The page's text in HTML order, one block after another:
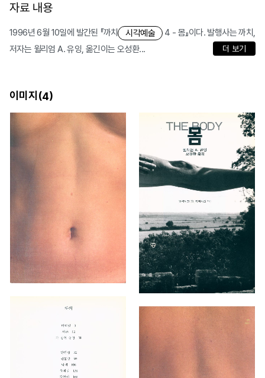
자료 내용
1996년 6월 10일에 발간된 『까치 시각예술
4 - 몸』이다. 발행사는 까치,
저자는 윌리엄 A. 유잉, 옮긴이는 오성환...
더 보기
이미지(4)